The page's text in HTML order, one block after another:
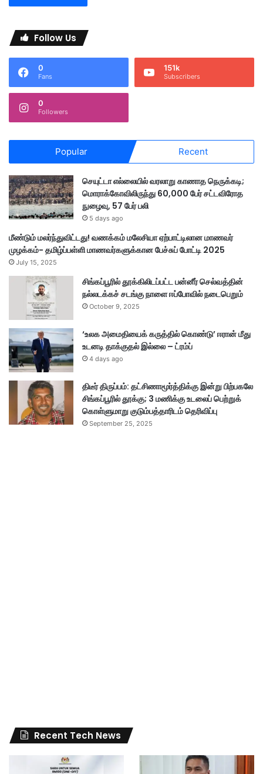
Follow Us
0
Fans
151k
Subscribers
0
Followers
Popular Recent
செயுட்டா எல்லையில் வரலாறு காணாத நெருக்கடி;
மொராக்கோவிலிருந்து 60,000 பேர் சட்டவிரோத
நுழைவு, 57 பேர் பலி
5 days ago
மீண்டும் மலர்ந்துவிட்டது! வணக்கம் மலேசியா ஏற்பாட்டிலான மாணவர்
முழக்கம்- தமிழ்ப்பள்ளி மாணவர்களுக்கான பேச்சுப் போட்டி 2025
July 15, 2025
சிங்கப்பூரில் தூக்கிலிடப்பட்ட பன்னீர் செல்வத்தின்
நல்லடக்கச் சடங்கு நாளை ஈப்போவில் நடைபெறும்
October 9, 2025
‘உலக அமைதியைக் கருத்தில் கொண்டு’ ஈரான் மீது
உடனடி தாக்குதல் இல்லை – ட்ரம்ப்
4 days ago
திடீர் திருப்பம்: தட்சிணாமூர்த்திக்கு இன்று பிற்பகலே
சிங்கப்பூரில் தூக்கு; 3 மணிக்கு உடலைப் பெற்றுக்
கொள்ளுமாறு குடும்பத்தாரிடம் தெரிவிப்பு
September 25, 2025
Recent Tech News